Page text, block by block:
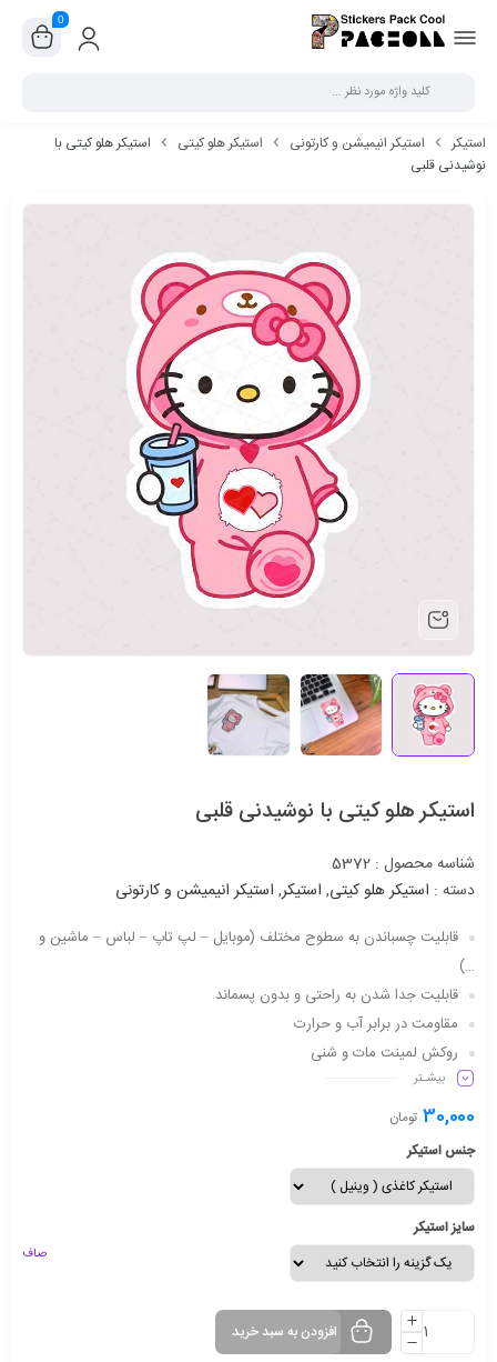
0
استیکر استیکر انیمیشن و کارتونی استیکر هلو کیتی
استیکر هلو کیتی با
نوشیدنی قلبی
استیکر هلو کیتی با نوشیدنی قلبی
شناسه محصول : 5372
دسته : استیکر هلو کیتی, استیکر, استیکر انیمیشن و کارتونی
قابلیت چسباندن به سطوح مختلف (موبایل – لپ تاپ – لباس – ماشین و
…)
قابلیت جدا شدن به راحتی و بدون پسماند
مقاومت در برابر آب و حرارت
روکش لمینت مات و شنی
دارای شفافیت مناسب
ماندگاری طولانی مدت
بیشـتر
30,000 تومان
جنس استیکر
سایز استیکر
صاف
افزودن به سبد خرید